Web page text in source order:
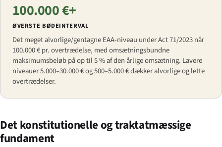
100.000 €+
ØVERSTE BØDEINTERVAL
Det meget alvorlige/gentagne EAA-niveau under Act 71/2023 når
100.000 € pr. overtrædelse, med omsætningsbundne
maksimumsbeløb på op til 5 % af den årlige omsætning. Lavere
niveauer 5.000–30.000 € og 500–5.000 € dækker alvorlige og lette
overtrædelser.
Det konstitutionelle og traktatmæssige
fundament